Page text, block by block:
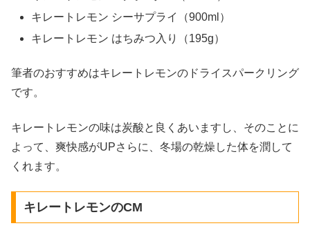
キレートレモン シーサプライ（900ml）
キレートレモン はちみつ入り（195g）
筆者のおすすめはキレートレモンのドライスパークリング
です。
キレートレモンの味は炭酸と良くあいますし、そのことに
よって、爽快感がUPさらに、冬場の乾燥した体を潤して
くれます。
キレートレモンのCM